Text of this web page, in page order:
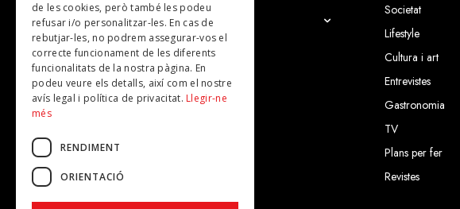
El Grup
Contacte
Subscripcions
Publicitat
Societat
Lifestyle
Cultura i art
Entrevistes
Gastronomia
TV
Plans per fer
Revistes
de les cookies, però també les podeu
refusar i/o personalitzar-les. En cas de
rebutjar-les, no podrem assegurar-vos el
correcte funcionament de les diferents
funcionalitats de la nostra pàgina. En
podeu veure els detalls, així com el nostre
avís legal i política de privacitat. Llegir-ne
més
RENDIMENT
ORIENTACIÓ